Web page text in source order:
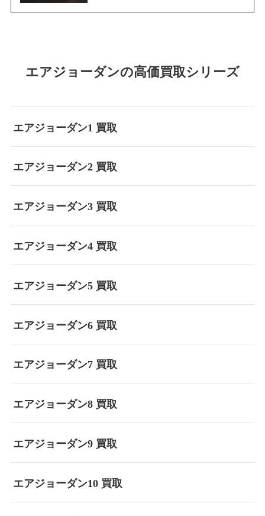
エアジョーダンの高価買取シリーズ
エアジョーダン1 買取
エアジョーダン2 買取
エアジョーダン3 買取
エアジョーダン4 買取
エアジョーダン5 買取
エアジョーダン6 買取
エアジョーダン7 買取
エアジョーダン8 買取
エアジョーダン9 買取
エアジョーダン10 買取